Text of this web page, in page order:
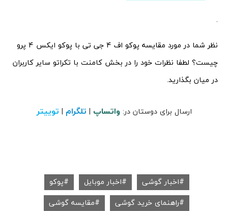
.
نظر شما در مورد مقایسه پوکو اف 4 جی تی با پوکو ایکس 4 پرو
چیست؟ لطفا نظرات خود را در بخش کامنت با تکراتو سایر کاربران
در میان بگذارید.
ارسال برای دوستان در: واتساپ | تلگرام | توییتر
اخبار گوشی اخبار موبایل
پوکو
راهنمای خرید گوشی
مقایسه گوشی